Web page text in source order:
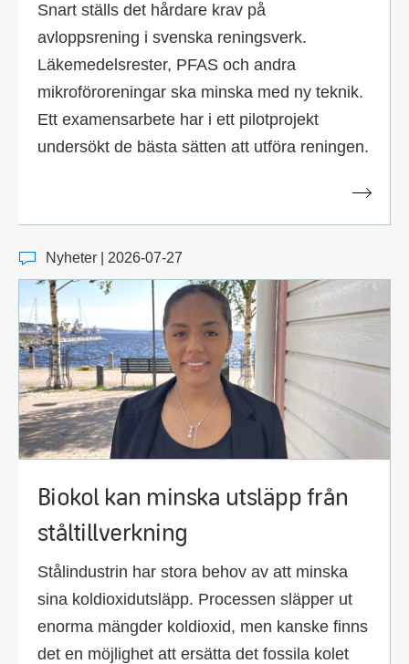
Snart ställs det hårdare krav på
avloppsrening i svenska reningsverk.
Läkemedelsrester, PFAS och andra
mikroföroreningar ska minska med ny teknik.
Ett examensarbete har i ett pilotprojekt
undersökt de bästa sätten att utföra reningen.
Nyheter | 2026-07-27
Biokol kan minska utsläpp från
ståltillverkning
Stålindustrin har stora behov av att minska
sina koldioxidutsläpp. Processen släpper ut
enorma mängder koldioxid, men kanske finns
det en möjlighet att ersätta det fossila kolet